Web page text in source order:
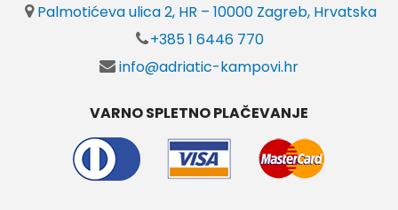
Palmotićeva ulica 2, HR – 10000 Zagreb, Hrvatska
+385 1 6446 770
info@adriatic-kampovi.hr
VARNO SPLETNO PLAČEVANJE